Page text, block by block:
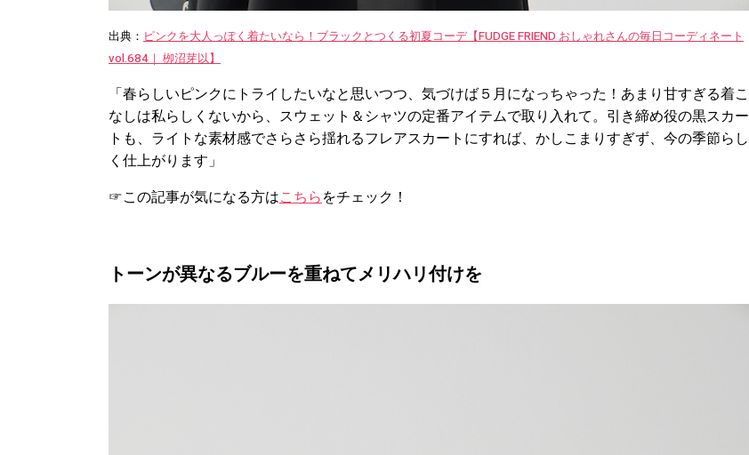
出典： ピンクを大人っぽく着たいなら！ブラックとつくる初夏コーデ【FUDGE FRIEND おしゃれさんの毎日コーディネート
vol.684｜ 栁沼芽以】
「春らしいピンクにトライしたいなと思いつつ、気づけば５月になっちゃった！あまり甘すぎる着こ
なしは私らしくないから、スウェット＆シャツの定番アイテムで取り入れて。引き締め役の黒スカー
トも、ライトな素材感でさらさら揺れるフレアスカートにすれば、かしこまりすぎず、今の季節らし
く仕上がります」
☞この記事が気になる方はこちらをチェック！
トーンが異なるブルーを重ねてメリハリ付けを